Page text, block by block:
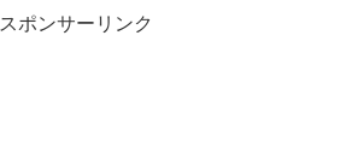
スポンサーリンク